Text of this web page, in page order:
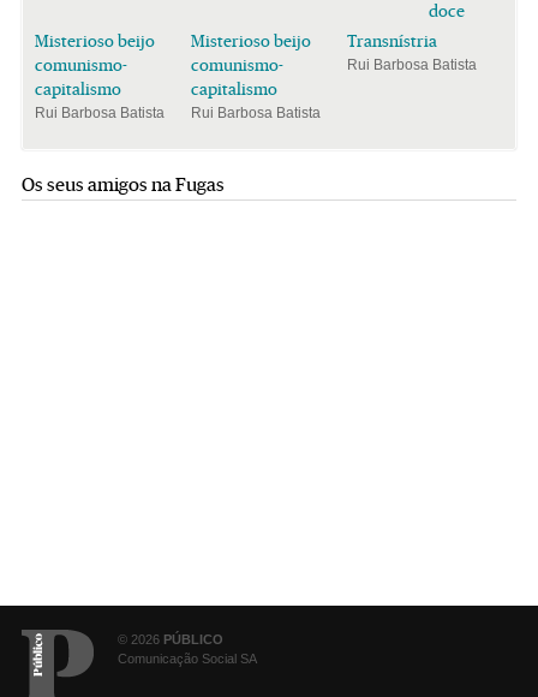
Misterioso beijo
comunismo-
capitalismo
Rui Barbosa Batista
Misterioso beijo
comunismo-
capitalismo
Rui Barbosa Batista
doce
Transnístria
Rui Barbosa Batista
Os seus amigos na Fugas
© 2026 PÚBLICO
Comunicação Social SA